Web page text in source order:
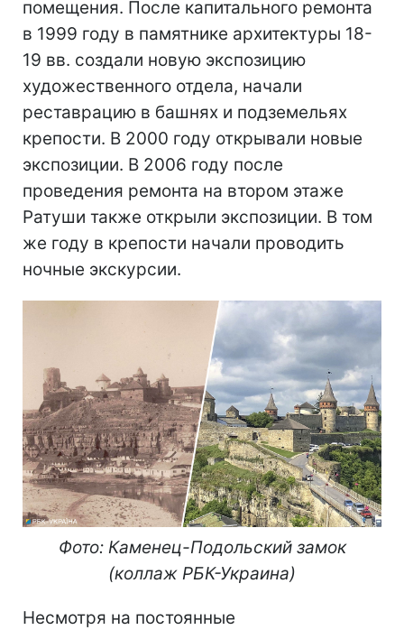
помещения. После капитального ремонта
в 1999 году в памятнике архитектуры 18-
19 вв. создали новую экспозицию
художественного отдела, начали
реставрацию в башнях и подземельях
крепости. В 2000 году открывали новые
экспозиции. В 2006 году после
проведения ремонта на втором этаже
Ратуши также открыли экспозиции. В том
же году в крепости начали проводить
ночные экскурсии.
Фото: Каменец-Подольский замок
(коллаж РБК-Украина)
Несмотря на постоянные